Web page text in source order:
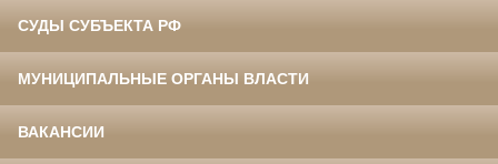
СУДЫ СУБЪЕКТА РФ
МУНИЦИПАЛЬНЫЕ ОРГАНЫ ВЛАСТИ
ВАКАНСИИ